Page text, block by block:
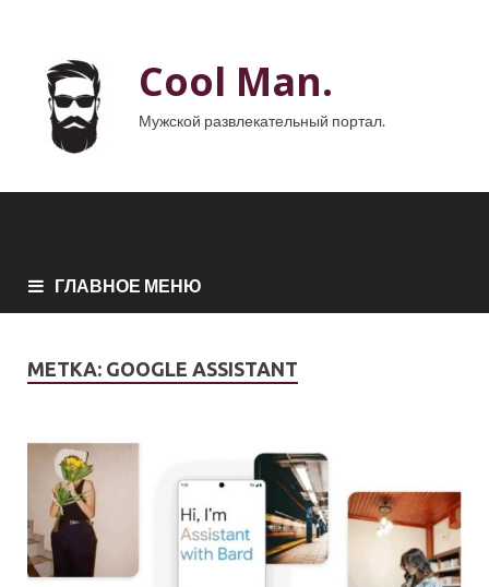
Cool Man.
Мужской развлекательный портал.
ГЛАВНОЕ МЕНЮ
МЕТКА: GOOGLE ASSISTANT